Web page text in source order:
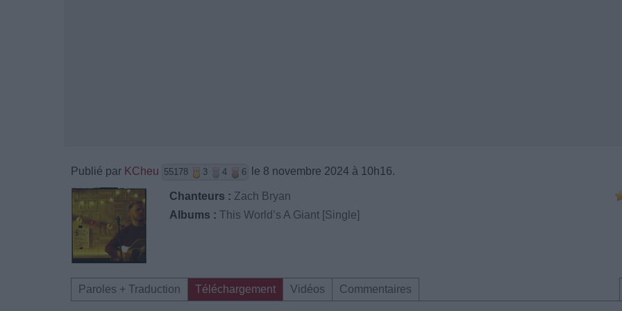
Publié par KCheu 55178 3 4 6 le 8 novembre 2024 à 10h16.
Chanteurs : Zach Bryan
Albums : This World’s A Giant [Single]
Paroles + Traduction Téléchargement Vidéos Commentaires